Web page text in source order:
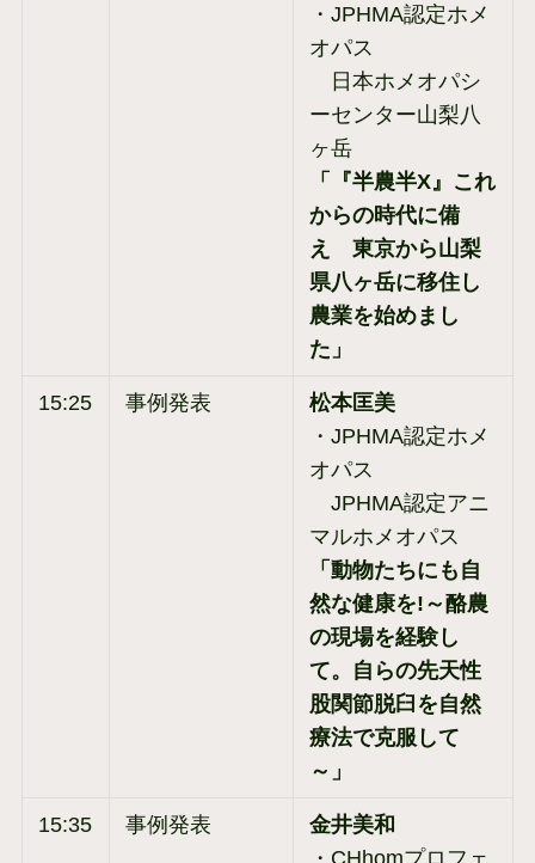
・JPHMA認定ホメ
オパス
日本ホメオパシ
ーセンター山梨八
ヶ岳
「『半農半X』これ
からの時代に備
え 東京から山梨
県八ヶ岳に移住し
農業を始めまし
た」
15:25 事例発表
松本匡美
・JPHMA認定ホメ
オパス
JPHMA認定アニ
マルホメオパス
「動物たちにも自
然な健康を!～酪農
の現場を経験し
て。自らの先天性
股関節脱臼を自然
療法で克服して
～」
15:35 事例発表
金井美和
・CHhomプロフェ